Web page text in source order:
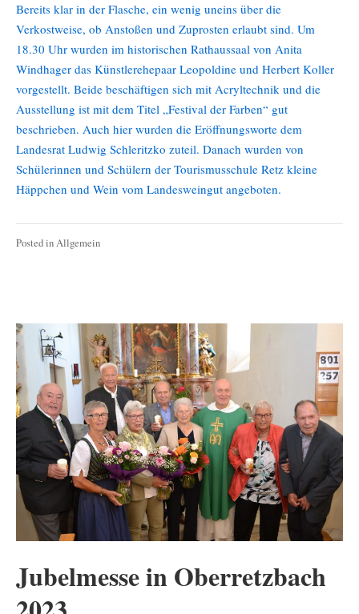
Bereits klar in der Flasche, ein wenig uneins über die
Verkostweise, ob Anstoßen und Zuprosten erlaubt sind. Um
18.30 Uhr wurden im historischen Rathaussaal von Anita
Windhager das Künstlerehepaar Leopoldine und Herbert Koller
vorgestellt. Beide beschäftigen sich mit Acryltechnik und die
Ausstellung ist mit dem Titel „Festival der Farben“ gut
beschrieben. Auch hier wurden die Eröffnungsworte dem
Landesrat Ludwig Schleritzko zuteil. Danach wurden von
Schülerinnen und Schülern der Tourismusschule Retz kleine
Häppchen und Wein vom Landesweingut angeboten.
Posted inAllgemein
Jubelmesse in Oberretzbach